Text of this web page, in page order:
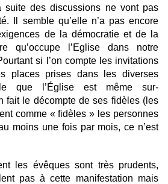
suite des discussions ne vont pas
Il semble qu’elle n’a pas encore
de la démocratie et de la
qu’occupe l’Eglise dans notre
si l’on compte les invitations
places prises dans les diverses
que l’Église est même sur-
fait le décompte de ses fidèles (les
comme « fidèles » les personnes
moins une fois par mois, ce n’est
les évêques sont très prudents,
pas à cette manifestation mais